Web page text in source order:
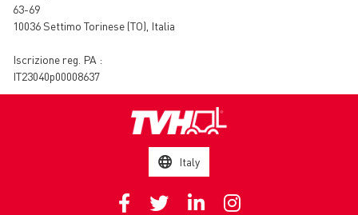
63-69
10036 Settimo Torinese (TO) Italia
Iscrizione reg. PA :
IT23040p00008637
Italy